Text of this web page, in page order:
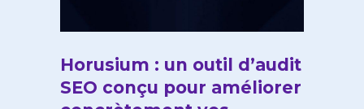
Horusium : un outil d’audit
SEO conçu pour améliorer